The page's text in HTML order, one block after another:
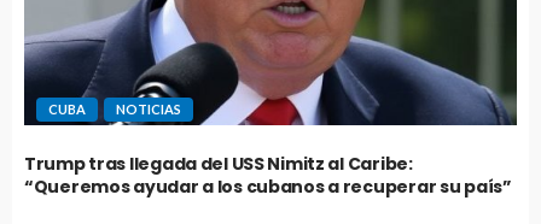
CUBA NOTICIAS
Trump tras llegada del USS Nimitz al Caribe:
“Queremos ayudar a los cubanos a recuperar su país”